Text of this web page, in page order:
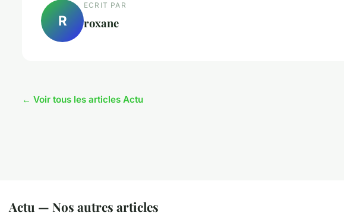
R
ECRIT PAR
roxane
← Voir tous les articles Actu
Actu — Nos autres articles